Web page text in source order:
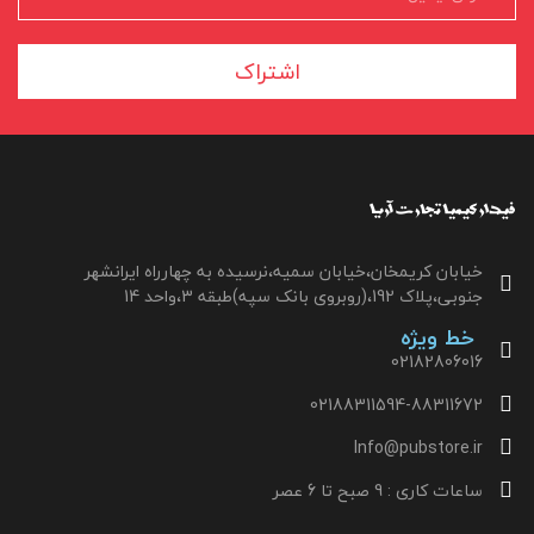
اشتراک
خیابان کریمخان،خیابان سمیه،نرسیده به چهارراه ایرانشهر
جنوبی،پلاک 192،(روبروی بانک سپه)طبقه 3،واحد 14
خط ویژه
02182806016
02188311594-88311672
Info@pubstore.ir
ساعات کاری : 9 صبح تا 6 عصر